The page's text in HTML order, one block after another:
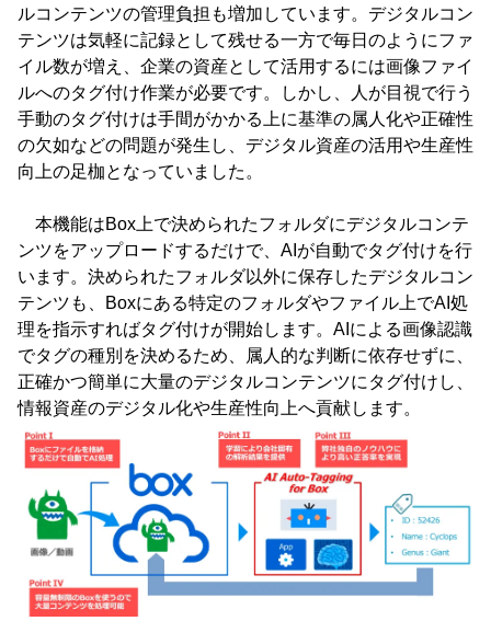
ルコンテンツの管理負担も増加しています。デジタルコン
テンツは気軽に記録として残せる一方で毎日のようにファ
イル数が増え、企業の資産として活用するには画像ファイ
ルへのタグ付け作業が必要です。しかし、人が目視で行う
手動のタグ付けは手間がかかる上に基準の属人化や正確性
の欠如などの問題が発生し、デジタル資産の活用や生産性
向上の足枷となっていました。
本機能はBox上で決められたフォルダにデジタルコンテ
ンツをアップロードするだけで、AIが自動でタグ付けを行
います。決められたフォルダ以外に保存したデジタルコン
テンツも、Boxにある特定のフォルダやファイル上でAI処
理を指示すればタグ付けが開始します。AIによる画像認識
でタグの種別を決めるため、属人的な判断に依存せずに、
正確かつ簡単に大量のデジタルコンテンツにタグ付けし、
情報資産のデジタル化や生産性向上へ貢献します。